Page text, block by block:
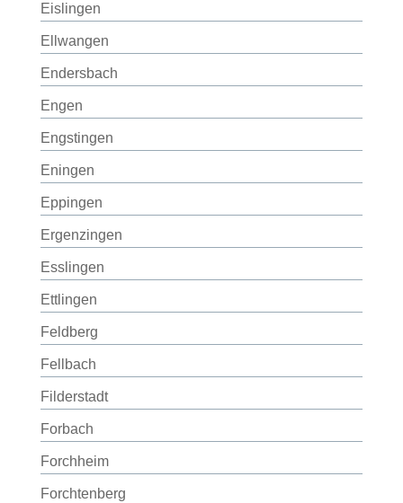
Eislingen
Ellwangen
Endersbach
Engen
Engstingen
Eningen
Eppingen
Ergenzingen
Esslingen
Ettlingen
Feldberg
Fellbach
Filderstadt
Forbach
Forchheim
Forchtenberg